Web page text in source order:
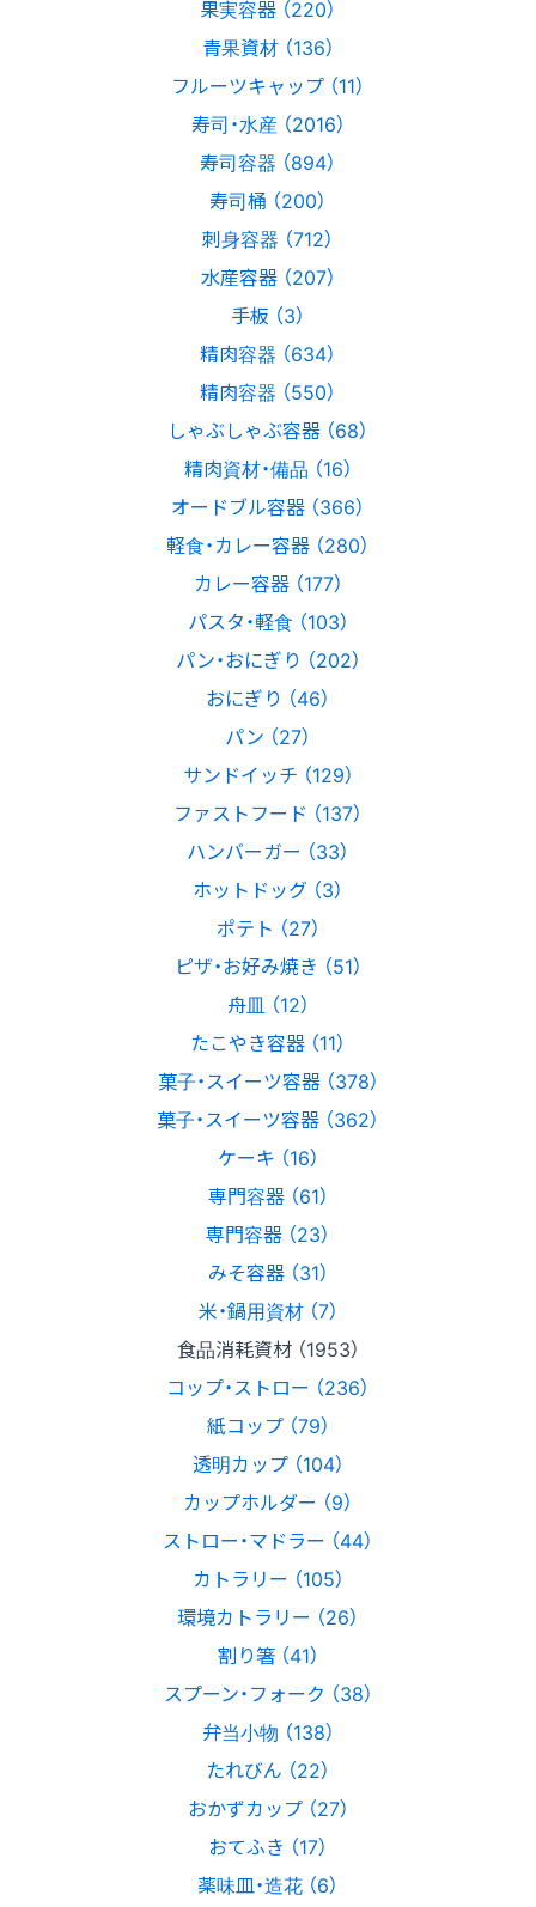
果実容器 （220）
青果資材 （136）
フルーツキャップ （11）
寿司・水産 （2016）
寿司容器 （894）
寿司桶 （200）
刺身容器 （712）
水産容器 （207）
手板 （3）
精肉容器 （634）
精肉容器 （550）
しゃぶしゃぶ容器 （68）
精肉資材・備品 （16）
オードブル容器 （366）
軽食・カレー容器 （280）
カレー容器 （177）
パスタ・軽食 （103）
パン・おにぎり （202）
おにぎり （46）
パン （27）
サンドイッチ （129）
ファストフード （137）
ハンバーガー （33）
ホットドッグ （3）
ポテト （27）
ピザ・お好み焼き （51）
舟皿 （12）
たこやき容器 （11）
菓子・スイーツ容器 （378）
菓子・スイーツ容器 （362）
ケーキ （16）
専門容器 （61）
専門容器 （23）
みそ容器 （31）
米・鍋用資材 （7）
食品消耗資材 （1953）
コップ・ストロー （236）
紙コップ （79）
透明カップ （104）
カップホルダー （9）
ストロー・マドラー （44）
カトラリー （105）
環境カトラリー （26）
割り箸 （41）
スプーン・フォーク （38）
弁当小物 （138）
たれびん （22）
おかずカップ （27）
おてふき （17）
薬味皿・造花 （6）